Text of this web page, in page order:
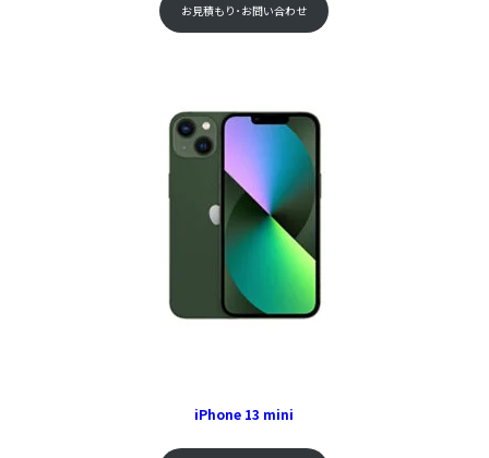
お見積もり･お問い合わせ
iPhone 13 mini